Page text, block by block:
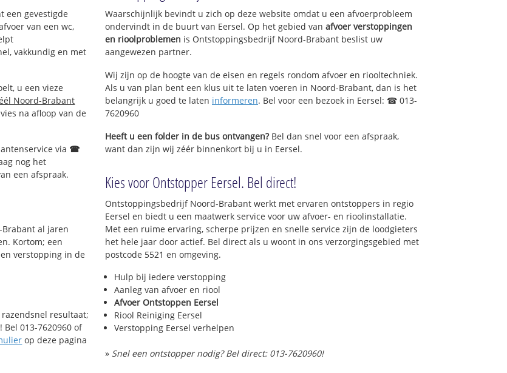
een gevestigde
van een wc,
vakkundig en met
u een vieze
Noord-Brabant
na afloop van de
via ☎
nog het
een afspraak.
al jaren
Kortom; een
verstopping in de
resultaat;
013-7620960 of
op deze pagina
Waarschijnlijk bevindt u zich op deze website omdat u een afvoerprobleem
ondervindt in de buurt van Eersel. Op het gebied van afvoer verstoppingen
en rioolproblemen is Ontstoppingsbedrijf Noord-Brabant beslist uw
aangewezen partner.
Wij zijn op de hoogte van de eisen en regels rondom afvoer en riooltechniek.
Als u van plan bent een klus uit te laten voeren in Noord-Brabant, dan is het
belangrijk u goed te laten informeren. Bel voor een bezoek in Eersel: ☎ 013-
7620960
Heeft u een folder in de bus ontvangen?Bel dan snel voor een afspraak,
want dan zijn wij zéér binnenkort bij u in Eersel.
Kies voor Ontstopper Eersel. Bel direct!
Ontstoppingsbedrijf Noord-Brabant werkt met ervaren ontstoppers in regio
Eersel en biedt u een maatwerk service voor uw afvoer- en rioolinstallatie.
Met een ruime ervaring, scherpe prijzen en snelle service zijn de loodgieters
het hele jaar door actief. Bel direct als u woont in ons verzorgingsgebied met
postcode 5521 en omgeving.
Hulp bij iedere verstopping
Aanleg van afvoer en riool
Afvoer Ontstoppen Eersel
Riool Reiniging Eersel
Verstopping Eersel verhelpen
» Snel een ontstopper nodig? Bel direct: 013-7620960!